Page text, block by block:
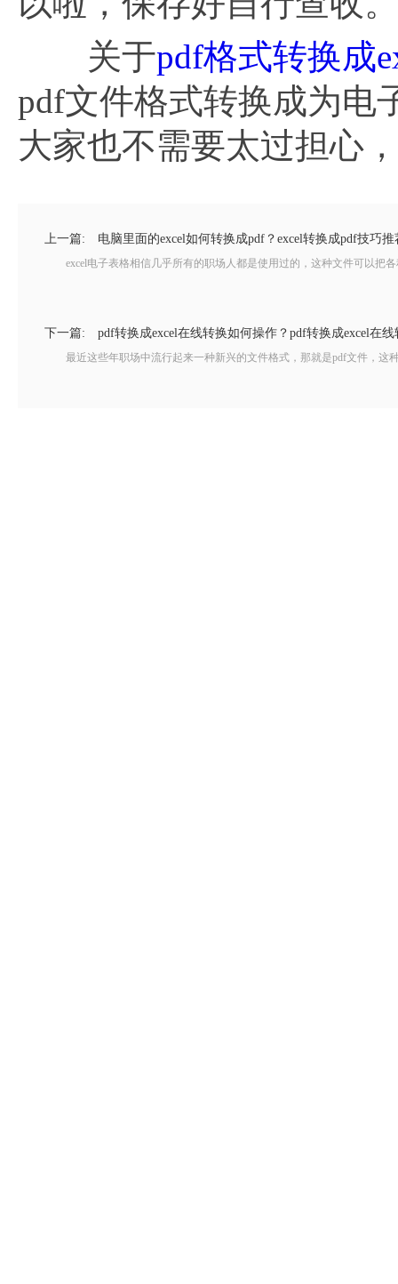
关于pdf格式转换成
pdf文件格式转换成为电
大家也不需要太过担心
上一篇: 电脑里面的excel如何转换成pdf？excel转换成pdf技巧推
excel电子表格相信几乎所有的职场人都是使用过的，这种文件可以把
下一篇: pdf转换成excel在线转换如何操作？pdf转换成excel在
最近这些年职场中流行起来一种新兴的文件格式，那就是pdf文件，这